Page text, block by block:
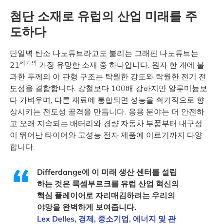
첨단 소재로 유럽의 산업 미래를 주
도하다
단일벽 탄소 나노튜브라고도 불리는 그래핀 나노튜브는
21세기의 가장 유망한 소재 중 하나입니다. 원자 한 개에 불
과한 두께의 이 관형 구조는 탁월한 강도와 탁월한 전기 전
도성을 결합합니다. 강철보다 100배 강하지만 알루미늄보
다 가벼우며, 다른 재료에 통합되면 성능을 획기적으로 향
상시키는 전도성 골격을 만듭니다. 응용 분야는 더 안전하
고 오래 지속되는 배터리와 경량 자동차 부품부터 내구성
이 뛰어난 타이어와 고성능 전자 제품에 이르기까지 다양
합니다.
Differdange에 이 미래 생산 센터를 설립
하는 것은 룩셈부르크를 유럽 산업 혁신의
핵심 플레이어로 자리매김하려는 우리의
야망을 완벽하게 보여줍니다.
Lex Delles, 경제, 중소기업, 에너지 및 관